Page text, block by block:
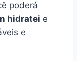
poderá
hidratei e
e